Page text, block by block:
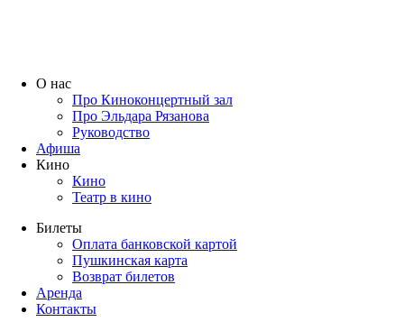
О нас
Про Киноконцертный зал
Про Эльдара Рязанова
Руководство
Афиша
Кино
Кино
Театр в кино
Билеты
Оплата банковской картой
Пушкинская карта
Возврат билетов
Аренда
Контакты